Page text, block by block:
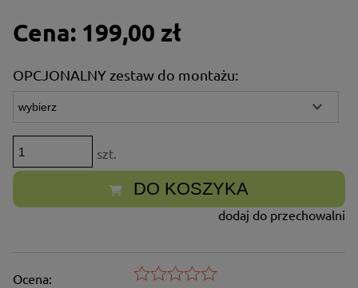
Cena: 199,00 zł
OPCJONALNY zestaw do montażu:
szt.
DO KOSZYKA
dodaj do przechowalni
Ocena: